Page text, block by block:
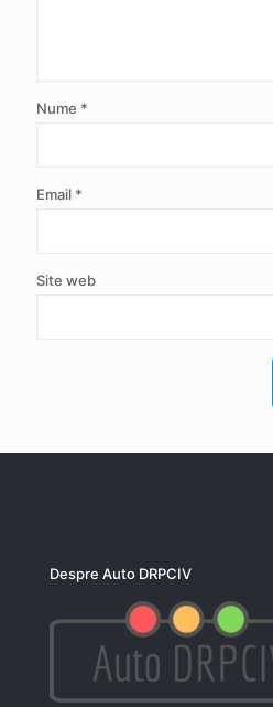
Nume *
Email *
Site web
Despre Auto DRPCIV